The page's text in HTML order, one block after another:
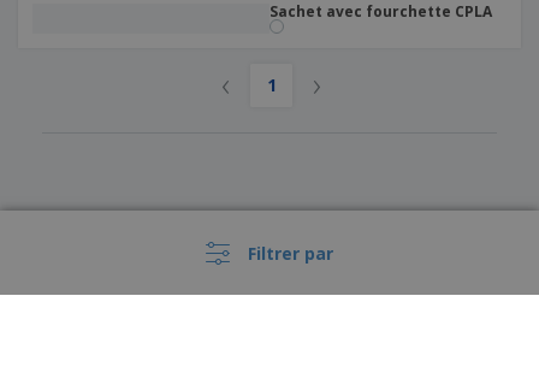
Filtrer par
Sachet avec fourchette CPLA
‹ 1 ›